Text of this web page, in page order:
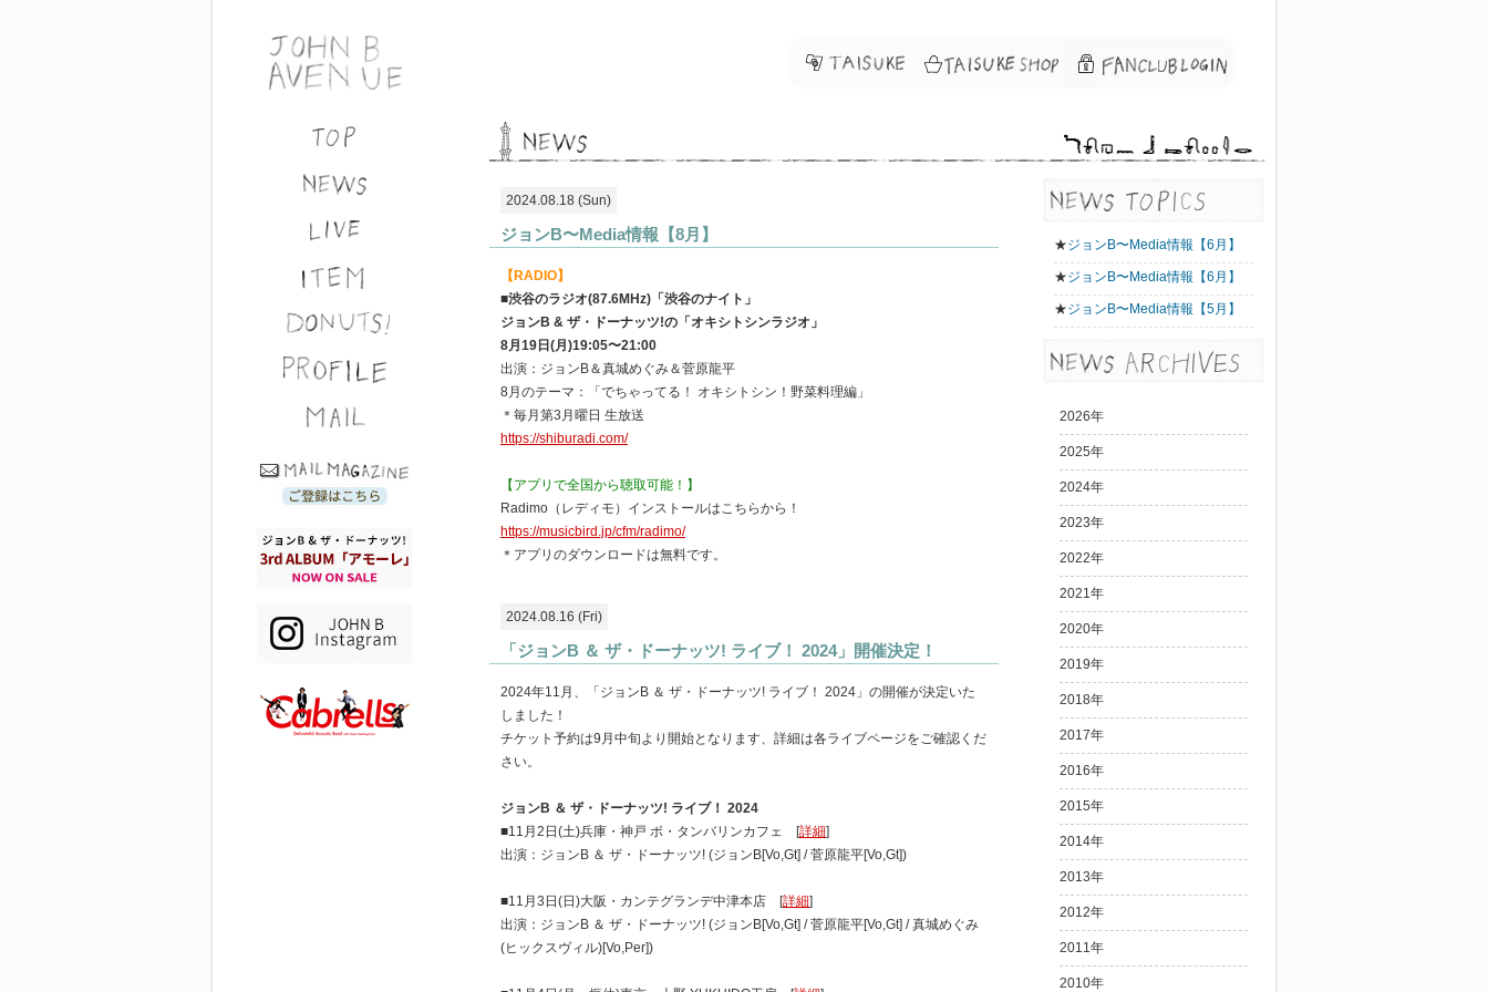
2024.08.18 (Sun)
ジョンB〜Media情報【8月】
【RADIO】
■渋谷のラジオ(87.6MHz)「渋谷のナイト」
ジョンB & ザ・ドーナッツ!の「オキシトシンラジオ」
8月19日(月)19:05〜21:00
出演：ジョンB＆真城めぐみ＆菅原龍平
8月のテーマ：「でちゃってる！ オキシトシン！野菜料理編」
＊毎月第3月曜日 生放送
https://shiburadi.com/
【アプリで全国から聴取可能！】
Radimo（レディモ）インストールはこちらから！
https://musicbird.jp/cfm/radimo/
＊アプリのダウンロードは無料です。
2024.08.16 (Fri)
「ジョンB ＆ ザ・ドーナッツ! ライブ！ 2024」開催決定！
2024年11月、「ジョンB ＆ ザ・ドーナッツ! ライブ！ 2024」の開催が決定いた
しました！
チケット予約は9月中旬より開始となります、詳細は各ライブページをご確認くだ
さい。
ジョンB ＆ ザ・ドーナッツ! ライブ！ 2024
■11月2日(土)兵庫・神戸 ボ・タンバリンカフェ [詳細]
出演：ジョンB ＆ ザ・ドーナッツ! (ジョンB[Vo,Gt] / 菅原龍平[Vo,Gt])
■11月3日(日)大阪・カンテグランデ中津本店 [詳細]
出演：ジョンB ＆ ザ・ドーナッツ! (ジョンB[Vo,Gt] / 菅原龍平[Vo,Gt] / 真城めぐみ
(ヒックスヴィル)[Vo,Per])
★ジョンB〜Media情報【6月】
★ジョンB〜Media情報【6月】
★ジョンB〜Media情報【5月】
2026年
2025年
2024年
2023年
2022年
2021年
2020年
2019年
2018年
2017年
2016年
2015年
2014年
2013年
2012年
2011年
2010年